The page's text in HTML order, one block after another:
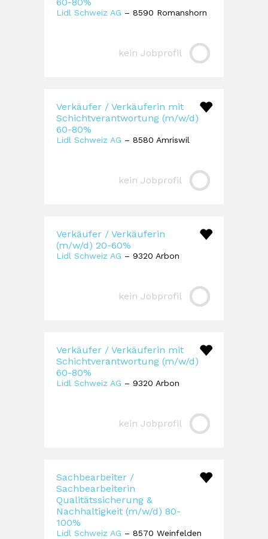
Lidl Schweiz AG – 8590 Romanshorn
kein Jobprofil
Verkäufer / Verkäuferin mit
Schichtverantwortung (m/w/d)
60-80%
Lidl Schweiz AG – 8580 Amriswil
kein Jobprofil
Verkäufer / Verkäuferin
(m/w/d) 20-60%
Lidl Schweiz AG – 9320 Arbon
kein Jobprofil
Verkäufer / Verkäuferin mit
Schichtverantwortung (m/w/d)
60-80%
Lidl Schweiz AG – 9320 Arbon
kein Jobprofil
Sachbearbeiter /
Sachbearbeiterin
Qualitätssicherung &
Nachhaltigkeit (m/w/d) 80-
100%
Lidl Schweiz AG – 8570 Weinfelden